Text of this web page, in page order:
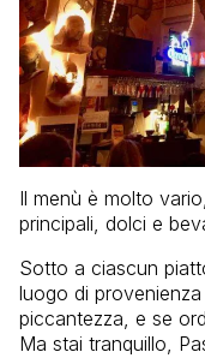
Il menù è molto
principali, dolci e
Sotto a ciascun
luogo di
piccantezza, e se
Ma stai tranquillo,